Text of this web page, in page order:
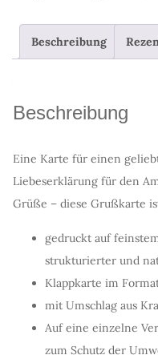
Umschlag
Menge
Beschreibung
Beschreibung
Eine Karte für einen
Liebeserklärung für den
Grüße – diese Grußkarte
gedruckt auf
strukturierter und
Klappkarte im Format
mit Umschlag aus
Auf eine einzelne
zum Schutz der